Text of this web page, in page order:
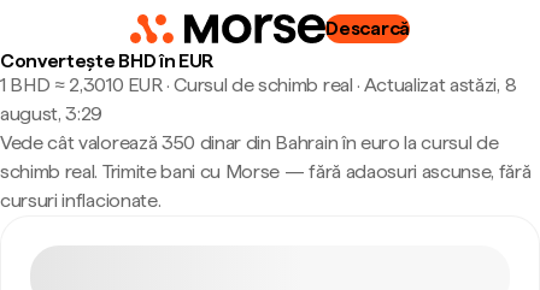
Descarcă
Convertește BHD în EUR
1 BHD ≈ 2,3010 EUR · Cursul de schimb real · Actualizat astăzi, 8
august, 3:29
Vede cât valorează 350 dinar din Bahrain în euro la cursul de
schimb real. Trimite bani cu Morse — fără adaosuri ascunse, fără
cursuri inflacionate.